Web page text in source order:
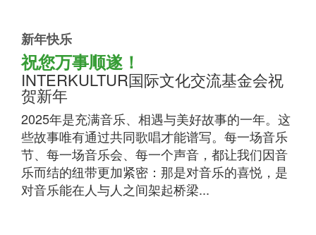
新年快乐
祝您万事顺遂！
INTERKULTUR国际文化交流基金会祝
贺新年
2025年是充满音乐、相遇与美好故事的一年。这
些故事唯有通过共同歌唱才能谱写。每一场音乐
节、每一场音乐会、每一个声音，都让我们因音
乐而结的纽带更加紧密：那是对音乐的喜悦，是
对音乐能在人与人之间架起桥梁...